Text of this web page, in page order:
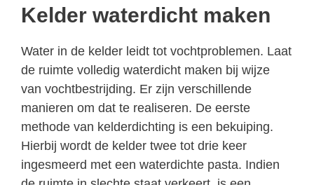
Kelder waterdicht maken
Water in de kelder leidt tot vochtproblemen. Laat
de ruimte volledig waterdicht maken bij wijze
van vochtbestrijding. Er zijn verschillende
manieren om dat te realiseren. De eerste
methode van kelderdichting is een bekuiping.
Hierbij wordt de kelder twee tot drie keer
ingesmeerd met een waterdichte pasta. Indien